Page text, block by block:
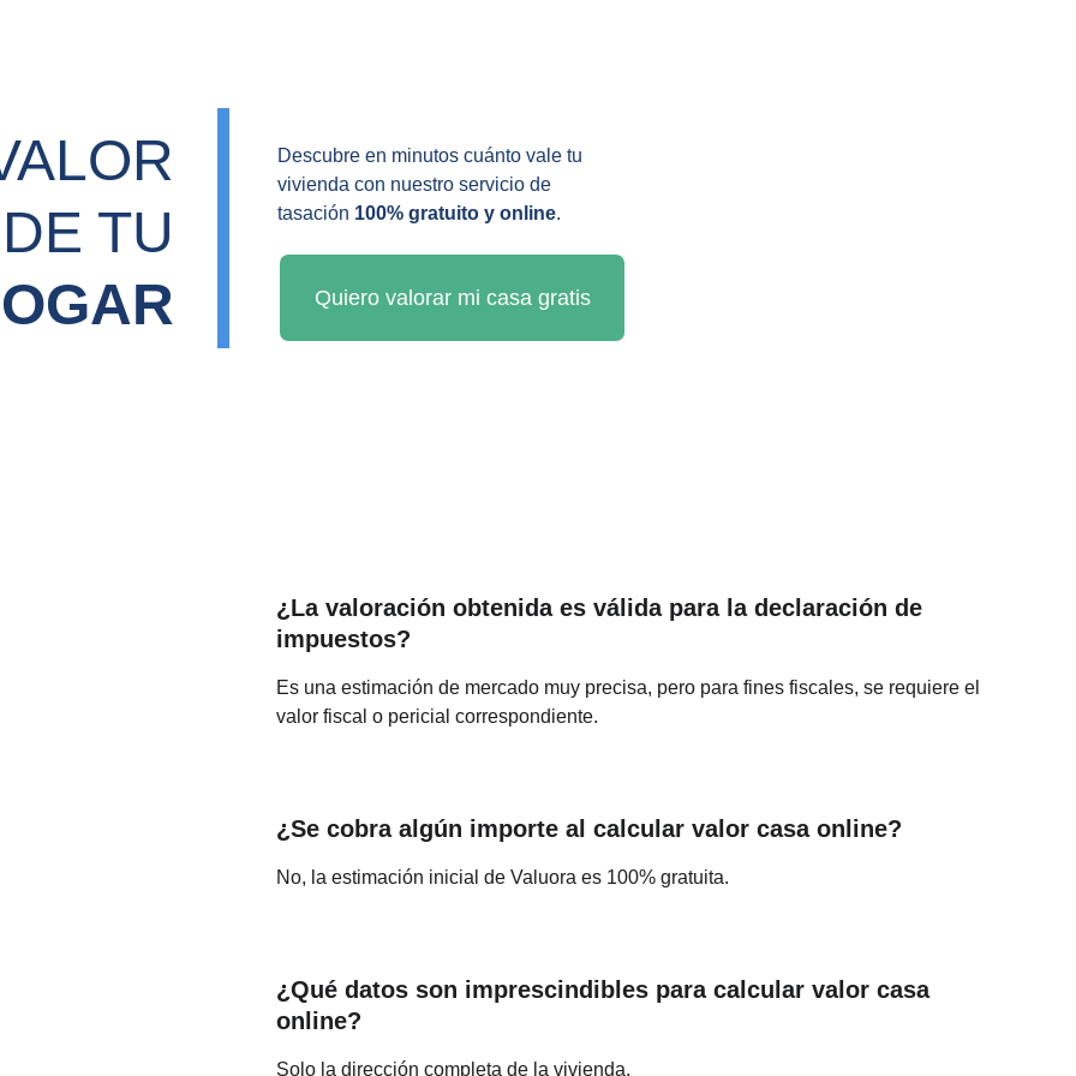
DE TU
Quiero valorar mi casa gratis
Descubre en minutos cuánto vale tu
vivienda con nuestro servicio de
tasación 100% gratuito y online.
¿La valoración obtenida es válida para la declaración de
impuestos?
Es una estimación de mercado muy precisa, pero para fines fiscales, se requiere el
valor fiscal o pericial correspondiente.
¿Se cobra algún importe al calcular valor casa online?
No, la estimación inicial de Valuora es 100% gratuita.
¿Qué datos son imprescindibles para calcular valor casa
online?
Solo la dirección completa de la vivienda.